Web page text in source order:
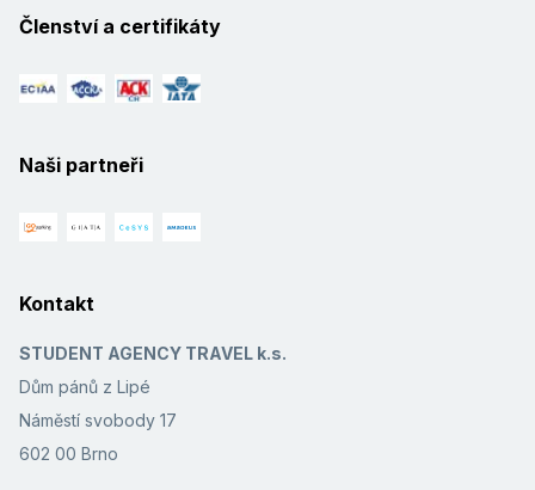
Členství a certifikáty
Naši partneři
Kontakt
STUDENT AGENCY TRAVEL k.s.
Dům pánů z Lipé
Náměstí svobody 17
602 00 Brno